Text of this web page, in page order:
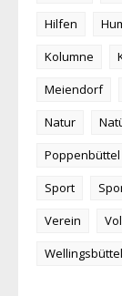
Hilfen
Kolumne
Meiendorf
Natur
Poppenbüttel
Sport
Verein
Wellingsbüttel